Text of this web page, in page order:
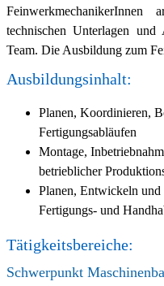
technischen Unterlagen und
Team. Die Ausbildung zum
Ausbildungsinhalt:
Planen, Koordinieren,
Fertigungsabläufen
Montage,
betrieblicher
Planen, Entwickeln
Fertigungs- und
Tätigkeitsbereiche:
Schwerpunkt